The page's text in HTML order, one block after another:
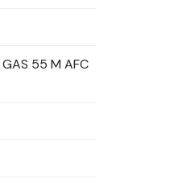
55 M AFC